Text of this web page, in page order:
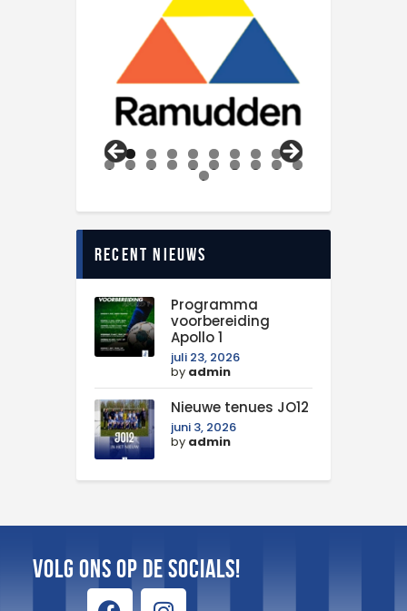
0
1 2 3 4 5 6 7 8 9 0
1
Recent nieuws
Programma
voorbereiding
Apollo 1
juli 23, 2026
by admin
Nieuwe tenues JO12
juni 3, 2026
by admin
Volg ons op de Socials!